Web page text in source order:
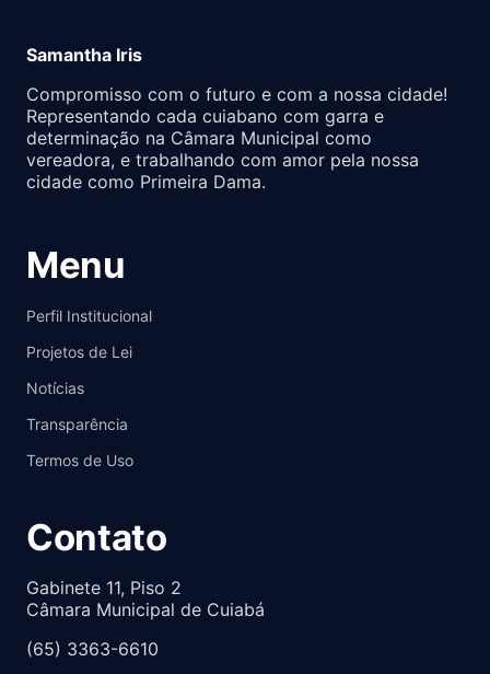
Samantha Iris
Compromisso com o futuro e com a nossa cidade!
Representando cada cuiabano com garra e
determinação na Câmara Municipal como
vereadora, e trabalhando com amor pela nossa
cidade como Primeira Dama.
Menu
Perfil Institucional
Projetos de Lei
Notícias
Transparência
Termos de Uso
Contato
Gabinete 11, Piso 2
Câmara Municipal de Cuiabá
(65) 3363-6610